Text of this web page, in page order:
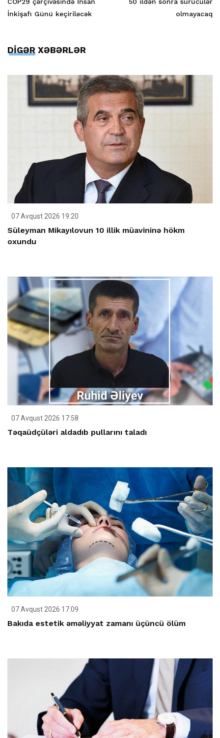
İnkişafı Günü keçiriləcək
olmayacaq
DİGƏR XƏBƏRLƏR
07 Avqust 2026 19:20
Süleyman Mikayılovun 10 illik müavininə hökm
oxundu
07 Avqust 2026 17:58
Təqaüdçüləri aldadıb pullarını taladı
07 Avqust 2026 17:09
Bakıda estetik əməliyyat zamanı üçüncü ölüm